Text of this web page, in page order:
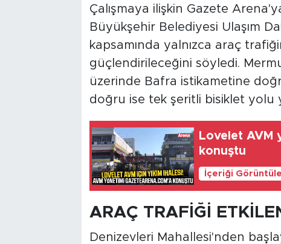
Çalışmaya ilişkin Gazete
Büyükşehir Belediyesi Ulaşım
kapsamında yalnızca araç
güçlendirileceğini söyledi.
üzerinde Bafra istikametine
doğru ise tek şeritli bisiklet yolu
Lovelet AVM
konuştu
İçeriği Görüntüle
ARAÇ TRAFİĞİ
Denizevleri Mahallesi'nden